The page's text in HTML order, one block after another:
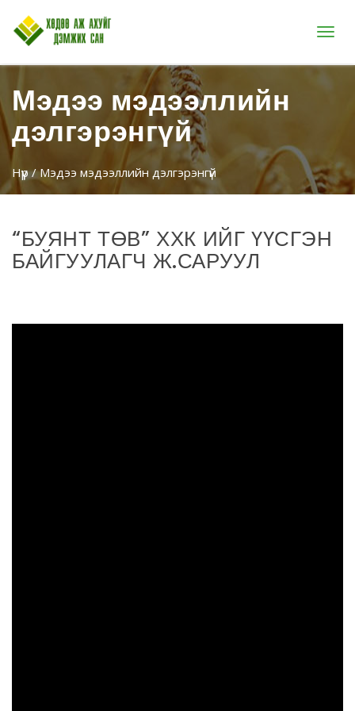
Цэс
Мэдээ мэдээллийн
дэлгэрэнгүй
Нүүр/ Мэдээ мэдээллийн дэлгэрэнгүй
“БУЯНТ ТӨВ” ХХК ИЙГ ҮҮСГЭН
БАЙГУУЛАГЧ Ж.САРУУЛ